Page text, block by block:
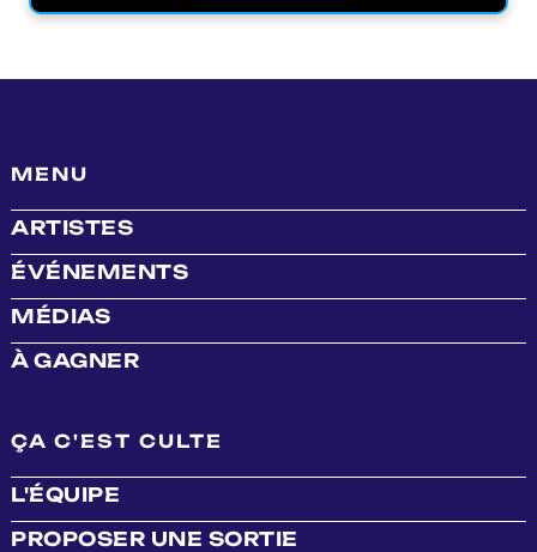
MENU
ARTISTES
ÉVÉNEMENTS
MÉDIAS
À GAGNER
ÇA C'EST CULTE
L'ÉQUIPE
PROPOSER UNE SORTIE